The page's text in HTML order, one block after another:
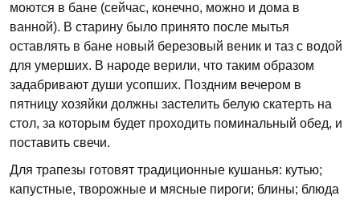
моются в бане (сейчас, конечно, можно и дома в
ванной). В старину было принято после мытья
оставлять в бане новый березовый веник и таз с водой
для умерших. В народе верили, что таким образом
задабривают души усопших. Поздним вечером в
пятницу хозяйки должны застелить белую скатерть на
стол, за которым будет проходить поминальный обед, и
поставить свечи.
Для трапезы готовят традиционные кушанья: кутью;
капустные, творожные и мясные пироги; блины; блюда